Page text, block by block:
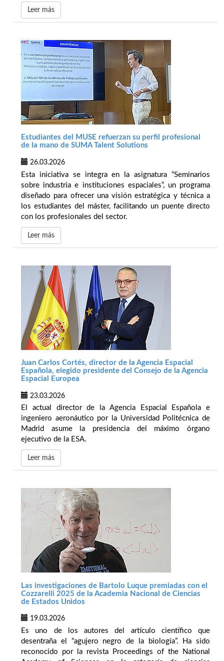
Leer más
Estudiantes del MUSE refuerzan su perfil profesional
de la mano de SUMA Talent Solutions
26.03.2026
Esta iniciativa se integra en la asignatura “Seminarios
sobre industria e instituciones espaciales”, un programa
diseñado para ofrecer una visión estratégica y técnica a
los estudiantes del máster, facilitando un puente directo
con los profesionales del sector.
Leer más
Juan Carlos Cortés, director de la Agencia Espacial
Española, elegido presidente del Consejo de la Agencia
Espacial Europea
23.03.2026
El actual director de la Agencia Espacial Española e
ingeniero aeronáutico por la Universidad Politécnica de
Madrid asume la presidencia del máximo órgano
ejecutivo de la ESA.
Leer más
Las investigaciones de Bartolo Luque premiadas con el
Cozzarelli 2025 de la Academia Nacional de Ciencias
de Estados Unidos
19.03.2026
Es uno de los autores del artículo científico que
desentraña el “agujero negro de la biología”. Ha sido
reconocido por la revista Proceedings of the National